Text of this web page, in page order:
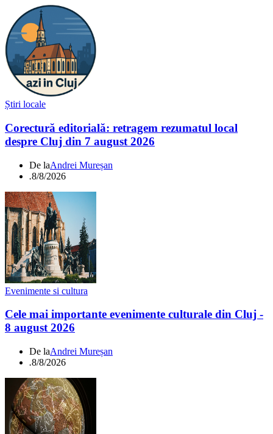
Știri locale
Corectură editorială: retragem rezumatul local
despre Cluj din 7 august 2026
De laAndrei Mureșan
.8/8/2026
Evenimente si cultura
Cele mai importante evenimente culturale din Cluj -
8 august 2026
De laAndrei Mureșan
.8/8/2026